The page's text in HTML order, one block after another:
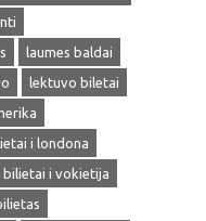
laumes baldai
lektuvo biletai
i londona
bilietai i vokietija